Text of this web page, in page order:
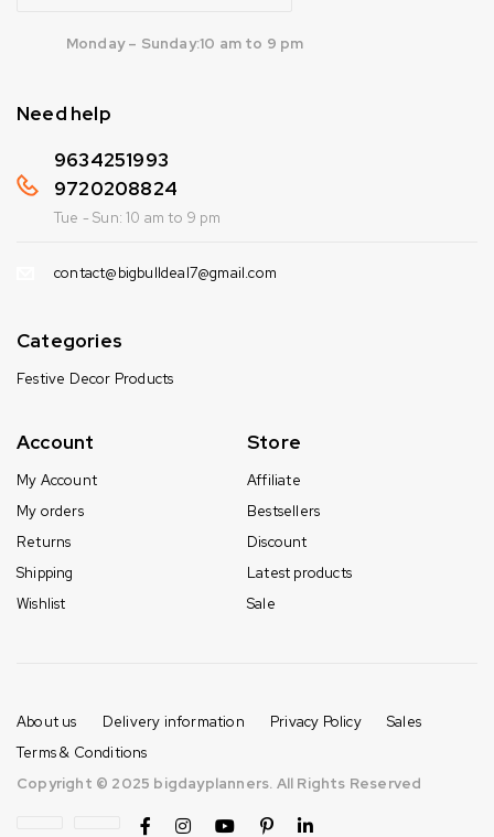
Monday – Sunday:10 am to 9 pm
Need help
9634251993
9720208824
Tue - Sun: 10 am to 9 pm
contact@bigbulldeal7@gmail.com
Categories
Festive Decor Products
Account
My Account
My orders
Returns
Shipping
Wishlist
Store
Affiliate
Bestsellers
Discount
Latest products
Sale
About us Delivery information Privacy Policy
Sales
Terms & Conditions
Copyright © 2025 bigdayplanners. All Rights Reserved